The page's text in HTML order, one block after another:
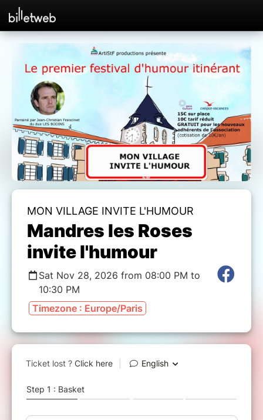
MON VILLAGE INVITE L'HUMOUR
Mandres les Roses
invite l'humour
Sat Nov 28, 2026 from 08:00 PM to
10:30 PM
Timezone : Europe/Paris